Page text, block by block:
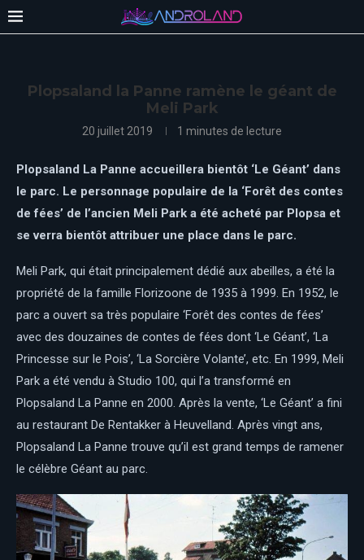
Plopsaland la Panne ramène le géant de
Meli Park
20 juillet 2019 1 minutes de lecture
Plopsaland La Panne accueillera bientôt ‘Le Géant’ dans
le parc. Le personnage populaire de la ‘Forêt des contes
de fées’ de l’ancien Meli Park a été acheté par Plopsa et
se verra bientôt attribuer une place dans le parc.​
Meli Park, qui était principalement dédié aux abeilles, a été la
propriété de la famille Florizoone de 1935 à 1999. En 1952, le
parc a ouvert sa très populaire ‘Forêt des contes de fées’
avec des douzaines de contes de fées dont ‘Le Géant’, ‘La
Princesse sur le Pois’, ‘La Sorcière Volante’, etc. En 1999, Meli
Park a été vendu à Studio 100, qui l’a transformé en
Plopsaland La Panne en 2000. Après la vente, ‘Le Géant’ a fini
au restaurant De Rentakker à Heuvelland. Après vingt ans,
Plopsaland La Panne trouve qu’il est grand temps de ramener
le célèbre Géant au parc.